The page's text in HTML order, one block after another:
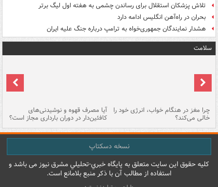
تلاش پزشکان استقلال برای رساندن چشمی به هفته اول لیگ برتر
بحران در راه‌آهن انگلیس ادامه دارد
هشدار نمایندگان جمهوری‌خواه به ترامپ درباره جنگ علیه ایران
سلامت
چرا مغز در هنگام خواب، انرژی خود را
خالی می‌کند؟
آیا مصرف قهوه و نوشیدنی‌های
کافئین‌دار در دوران بارداری مجاز است؟
نسخه دسکتاپ
کليه حقوق اين سايت متعلق به پایگاه خبري-تحليلي مشرق نيوز می باشد و
استفاده از مطالب آن با ذکر منبع بلامانع است.